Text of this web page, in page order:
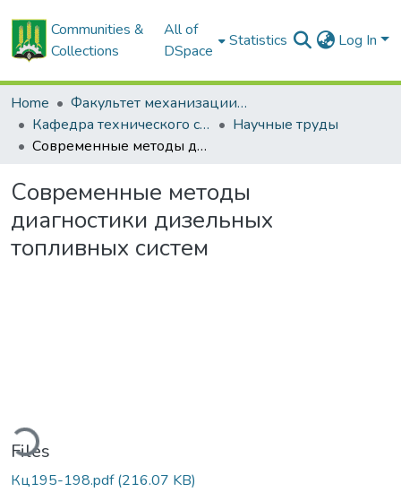
Communities &
Collections
All of
DSpace
Statistics Log In
Home
Факультет механизации сельского хозяйства
Кафедра технического сервиса и общих инженерных дисциплин
Научные труды
Современные методы диагностики дизельных топливных систем
Современные методы
диагностики дизельных
топливных систем
Files
Кц195-198.pdf(216.07 KB)